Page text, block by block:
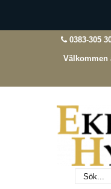
0383-305
Välkommen